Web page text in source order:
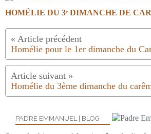
HOMÉLIE DU 3ᵉ DIMANCHE DE
PADRE EMMANUEL | BLOG